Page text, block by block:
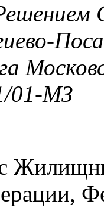
01-МЗ
с